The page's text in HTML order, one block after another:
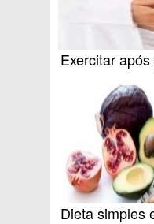
Exercitar
Dieta simples